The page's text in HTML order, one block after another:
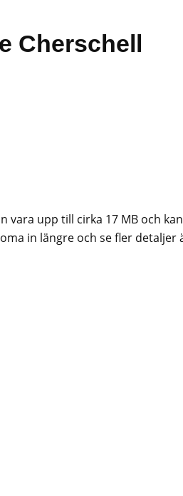
Cherschell
vara upp till cirka 17 MB och kan
in längre och se fler detaljer